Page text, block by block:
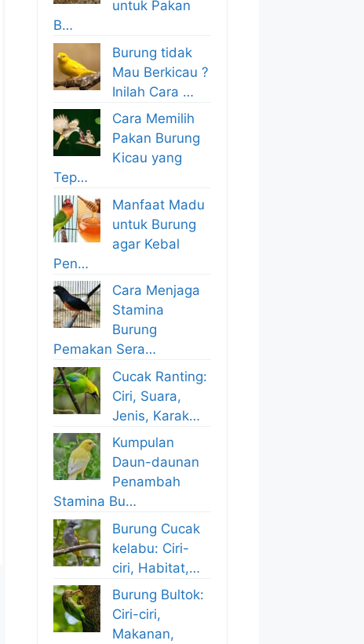
untuk Pakan
B…
Burung tidak
Mau Berkicau ?
Inilah Cara …
Cara Memilih
Pakan Burung
Kicau yang
Tep…
Manfaat Madu
untuk Burung
agar Kebal
Pen…
Cara Menjaga
Stamina
Burung
Pemakan Sera…
Cucak Ranting:
Ciri, Suara,
Jenis, Karak…
Kumpulan
Daun-daunan
Penambah
Stamina Bu…
Burung Cucak
kelabu: Ciri-
ciri, Habitat,…
Burung Bultok:
Ciri-ciri,
Makanan,